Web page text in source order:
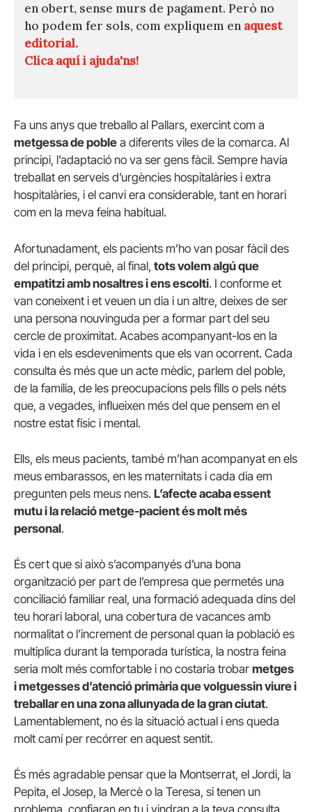
en obert, sense murs de pagament. Però no
ho podem fer sols, com expliquem en aquest
editorial.
Clica aquí i ajuda'ns!
Fa uns anys que treballo al Pallars, exercint com a
metgessa de poble a diferents viles de la comarca. Al
principi, l’adaptació no va ser gens fàcil. Sempre havia
treballat en serveis d’urgències hospitalàries i extra
hospitalàries, i el canvi era considerable, tant en horari
com en la meva feina habitual.
Afortunadament, els pacients m’ho van posar fàcil des
del principi, perquè, al final, tots volem algú que
empatitzi amb nosaltres i ens escolti. I conforme et
van coneixent i et veuen un dia i un altre, deixes de ser
una persona nouvinguda per a formar part del seu
cercle de proximitat. Acabes acompanyant-los en la
vida i en els esdeveniments que els van ocorrent. Cada
consulta és més que un acte mèdic, parlem del poble,
de la família, de les preocupacions pels fills o pels néts
que, a vegades, influeixen més del que pensem en el
nostre estat físic i mental.
Ells, els meus pacients, també m’han acompanyat en els
meus embarassos, en les maternitats i cada dia em
pregunten pels meus nens. L’afecte acaba essent
mutu i la relació metge-pacient és molt més
personal.
És cert que si això s’acompanyés d’una bona
organització per part de l’empresa que permetés una
conciliació familiar real, una formació adequada dins del
teu horari laboral, una cobertura de vacances amb
normalitat o l’increment de personal quan la població es
multiplica durant la temporada turística, la nostra feina
seria molt més comfortable i no costaria trobar metges
i metgesses d’atenció primària que volguessin viure i
treballar en una zona allunyada de la gran ciutat.
Lamentablement, no és la situació actual i ens queda
molt camí per recórrer en aquest sentit.
És més agradable pensar que la Montserrat, el Jordi, la
Pepita, el Josep, la Mercè o la Teresa, si tenen un